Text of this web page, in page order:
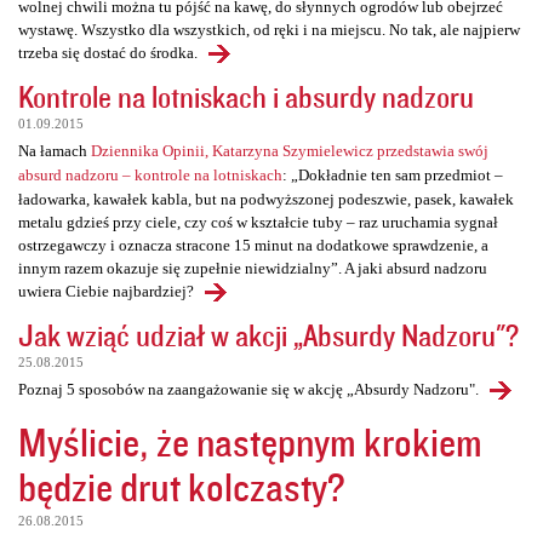
wolnej chwili można tu pójść na kawę, do słynnych ogrodów lub obejrzeć
wystawę. Wszystko dla wszystkich, od ręki i na miejscu. No tak, ale najpierw
trzeba się dostać do środka.
Kontrole na lotniskach i absurdy nadzoru
01.09.2015
Na łamach Dziennika Opinii, Katarzyna Szymielewicz przedstawia swój
absurd nadzoru – kontrole na lotniskach: „Dokładnie ten sam przedmiot –
ładowarka, kawałek kabla, but na podwyższonej podeszwie, pasek, kawałek
metalu gdzieś przy ciele, czy coś w kształcie tuby – raz uruchamia sygnał
ostrzegawczy i oznacza stracone 15 minut na dodatkowe sprawdzenie, a
innym razem okazuje się zupełnie niewidzialny”. A jaki absurd nadzoru
uwiera Ciebie najbardziej?
Jak wziąć udział w akcji „Absurdy Nadzoru"?
25.08.2015
Poznaj 5 sposobów na zaangażowanie się w akcję „Absurdy Nadzoru".
Myślicie, że następnym krokiem
będzie drut kolczasty?
26.08.2015